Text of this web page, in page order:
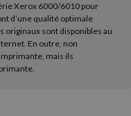
Xerox 6000/6010 pour
d’une qualité optimale
originaux sont disponibles au
En outre, non
mais ils